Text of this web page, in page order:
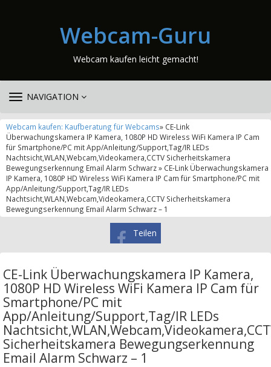
Webcam-Guru
Webcam kaufen leicht gemacht!
TOGGLE
NAVIGATION
Webcam kaufen: Kaufberatung für Webcams» CE-Link
Überwachungskamera IP Kamera, 1080P HD Wireless WiFi Kamera IP Cam
für Smartphone/PC mit App/Anleitung/Support,Tag/IR LEDs
Nachtsicht,WLAN,Webcam,Videokamera,CCTV Sicherheitskamera
Bewegungserkennung Email Alarm Schwarz » CE-Link Überwachungskamera
IP Kamera, 1080P HD Wireless WiFi Kamera IP Cam für Smartphone/PC mit
App/Anleitung/Support,Tag/IR LEDs
Nachtsicht,WLAN,Webcam,Videokamera,CCTV Sicherheitskamera
Bewegungserkennung Email Alarm Schwarz – 1
Teilen
CE-Link Überwachungskamera IP Kamera,
1080P HD Wireless WiFi Kamera IP Cam für
Smartphone/PC mit
App/Anleitung/Support,Tag/IR LEDs
Sicherheitskamera Bewegungserkennung
Email Alarm Schwarz – 1